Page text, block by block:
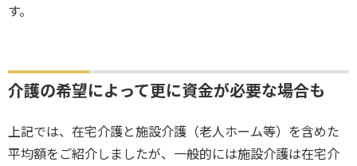
す。
介護の希望によって更に資金が必要な場合も
上記では、在宅介護と施設介護（老人ホーム等）を含めた
平均額をご紹介しましたが、一般的には施設介護は在宅介